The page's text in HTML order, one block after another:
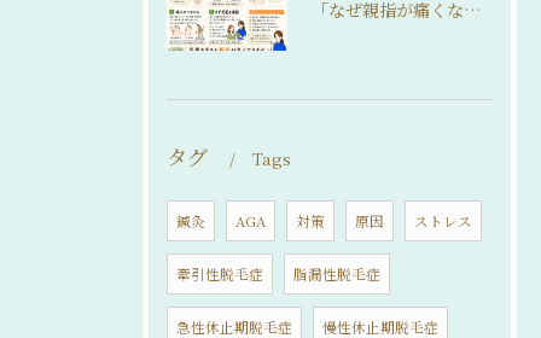
「なぜ親指が痛くなるの？」
タグ Tags
鍼灸 AGA 対策 原因 ストレス
牽引性脱毛症 脂漏性脱毛症
急性休止期脱毛症 慢性休止期脱毛症